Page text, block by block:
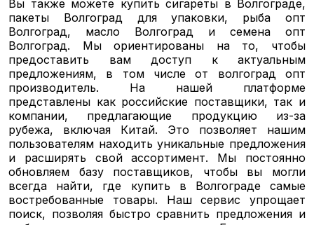
Вы также можете купить сигареты в Волгограде,
пакеты Волгоград для упаковки, рыба опт
Волгоград, масло Волгоград и семена опт
Волгоград. Мы ориентированы на то, чтобы
предоставить вам доступ к актуальным
предложениям, в том числе от волгоград опт
производитель. На нашей платформе
представлены как российские поставщики, так и
компании, предлагающие продукцию из-за
рубежа, включая Китай. Это позволяет нашим
пользователям находить уникальные предложения
и расширять свой ассортимент. Мы постоянно
обновляем базу поставщиков, чтобы вы могли
всегда найти, где купить в Волгограде самые
востребованные товары. Наш сервис упрощает
поиск, позволяя быстро сравнить предложения и